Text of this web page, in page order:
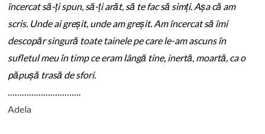
încercat să-ți spun, să-ți arăt, să te fac să simți. Așa că am
scris. Unde ai greșit, unde am greșit. Am încercat să îmi
descopăr singură toate tainele pe care le-am ascuns în
sufletul meu în timp ce eram lângă tine, inertă, moartă, ca o
păpușă trasă de sfori.
………………………….
Adela